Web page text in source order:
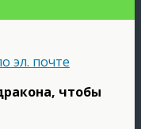
эл. почте
чтобы